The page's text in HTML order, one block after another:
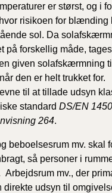
12
6
2018)
er størst, og i
risikoen for
sol. Da
på forskellig måde,
given solafskærmning
den er helt trukket for.
til at tillade udsyn
standard DS/EN
264.
beboelsesrum mv. skal
så personer i
Arbejdsrum mv., der
direkte udsyn til